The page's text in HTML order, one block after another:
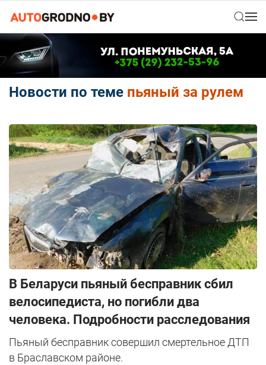
Новости по теме пьяный за рулем
В Беларуси пьяный бесправник сбил
велосипедиста, но погибли два
человека. Подробности расследования
Пьяный бесправник совершил смертельное ДТП
в Браславском районе.